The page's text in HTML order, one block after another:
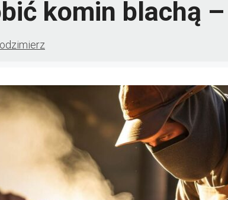
komin blachą